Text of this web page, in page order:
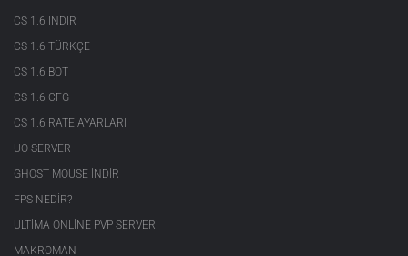
CS 1.6 INDIR
CS 1.6 TÜRKÇE
CS 1.6 BOT
CS 1.6 CFG
CS 1.6 RATE AYARLARI
UO SERVER
GHOST MOUSE INDIR
FPS NEDIR?
ULTIMA ONLINE PVP SERVER
MAKROMAN